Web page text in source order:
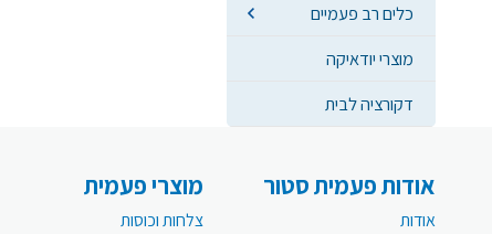
כלים רב פעמיים
מוצרי יודאיקה
דקורציה לבית
אודות פעמית סטור
אודות
מוצרי פעמית
צלחות וכוסות